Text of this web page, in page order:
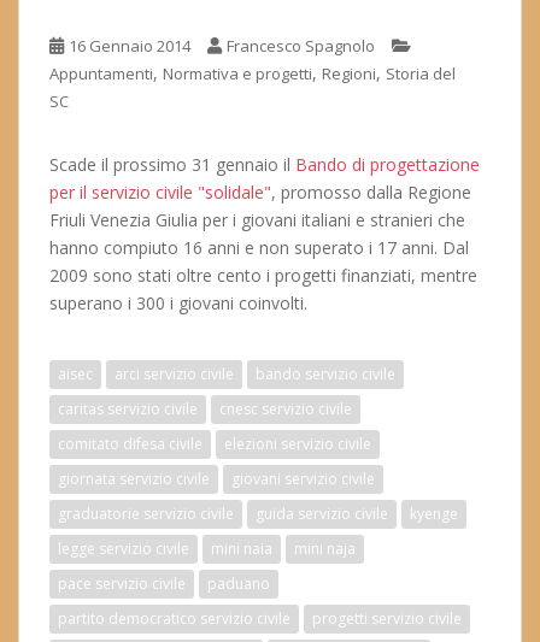
16 Gennaio 2014
Francesco Spagnolo
Appuntamenti, Normativa e progetti, Regioni, Storia del
SC
Scade il prossimo 31 gennaio il Bando di progettazione
per il servizio civile "solidale", promosso dalla Regione
Friuli Venezia Giulia per i giovani italiani e stranieri che
hanno compiuto 16 anni e non superato i 17 anni. Dal
2009 sono stati oltre cento i progetti finanziati, mentre
superano i 300 i giovani coinvolti.
aisec arci servizio civile
bando servizio civile
caritas servizio civile
cnesc servizio civile
comitato difesa civile
elezioni servizio civile
giornata servizio civile
giovani servizio civile
graduatorie servizio civile
guida servizio civile
kyenge
legge servizio civile
mini naia
mini naja
pace servizio civile
paduano
partito democratico servizio civile
progetti servizio civile